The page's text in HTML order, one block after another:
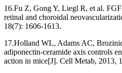
16.Fu Z, Gong Y, Liegl R, et al.
retinal and choroidal
18(7): 1606-1613.
17.Holland WL, Adams AC,
adiponectin-ceramide axis controls
action in mice[J]. Cell Metab, 2013,